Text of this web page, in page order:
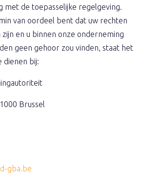
met de toepasselijke regelgeving.
van oordeel bent dat uw rechten
en u binnen onze onderneming
geen gehoor zou vinden, staat het
dienen bij:
Brussel
gba.be